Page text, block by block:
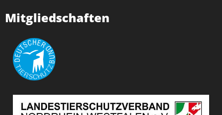
Mitgliedschaften